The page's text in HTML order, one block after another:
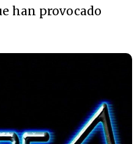
han provocado